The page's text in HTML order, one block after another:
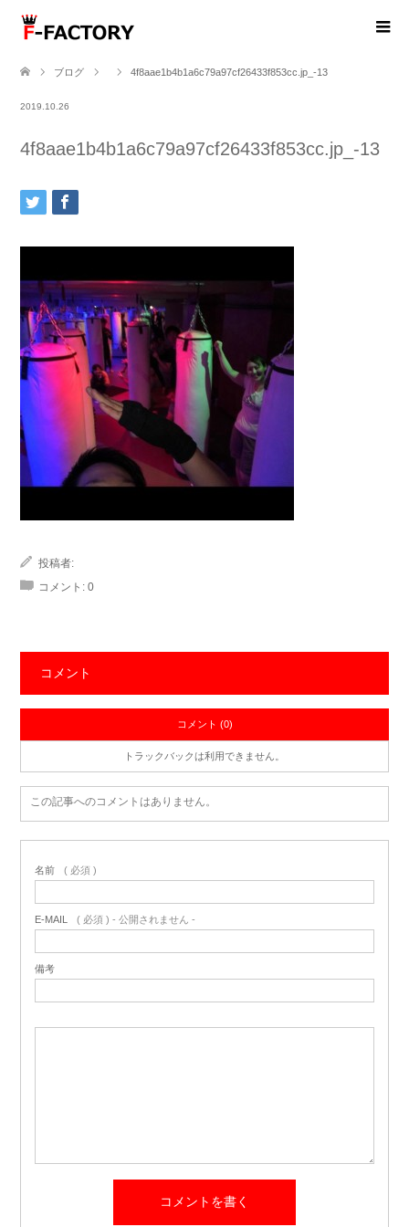
ブログ 4f8aae1b4b1a6c79a97cf26433f853cc.jp_-13
2019.10.26
4f8aae1b4b1a6c79a97cf26433f853cc.jp_-13
投稿者:
コメント: 0
コメント
コメント (0)
トラックバックは利用できません。
この記事へのコメントはありません。
名前 ( 必須 )
E-MAIL ( 必須 ) - 公開されません -
備考